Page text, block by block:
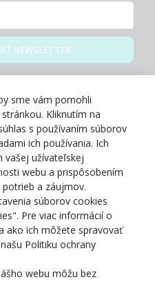
NEWSLETTER
sme vám pomohli
Kliknutím na
s používaním súborov
ich používania. Ich
vašej užívateľskej
webu a prispôsobením
a záujmov.
súborov cookies
Pre viac informácií o
ako ich môžete spravovať
Politiku ochrany
webu môžu bez